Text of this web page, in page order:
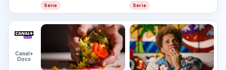
Série Série
Canal+
Docs